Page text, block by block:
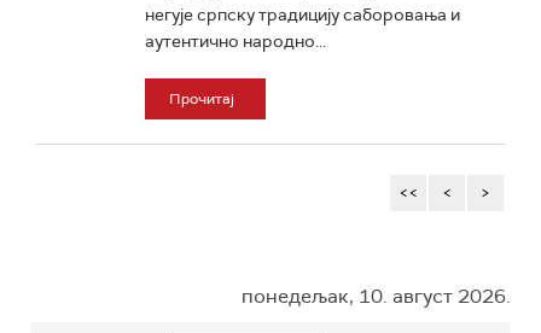
негује српску традицију саборовања и
аутентично народно...
Прочитај
<< < >
понедељак, 10. август 2026.